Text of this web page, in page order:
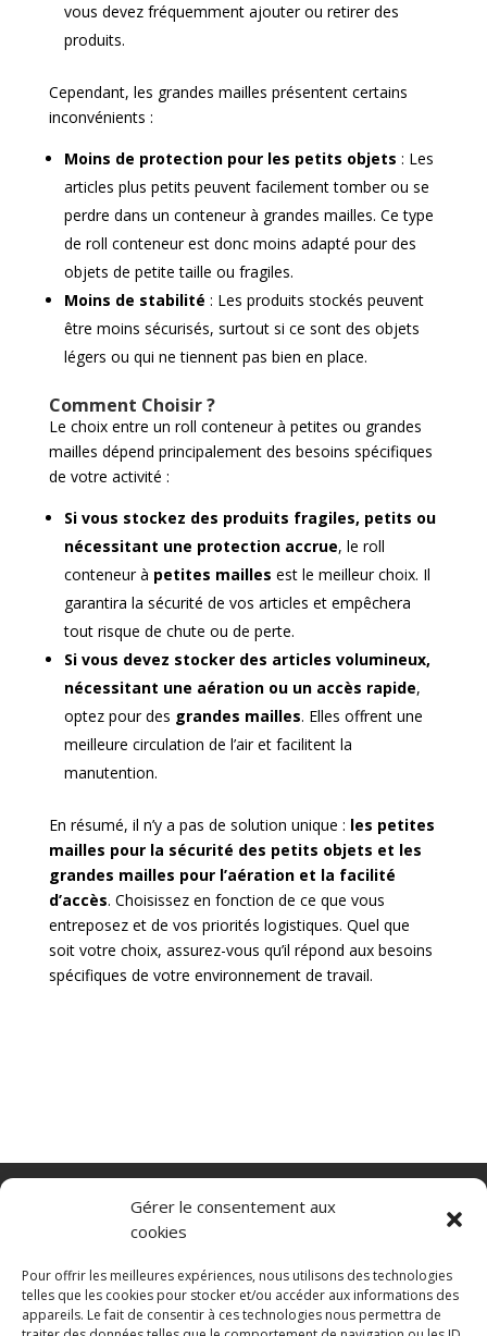
Gérer le consentement aux
cookies
Pour offrir les meilleures expériences, nous utilisons des technologies
telles que les cookies pour stocker et/ou accéder aux informations des
appareils. Le fait de consentir à ces technologies nous permettra de
vous devez fréquemment ajouter ou retirer des
produits.
Cependant, les grandes mailles présentent certains
inconvénients :
Moins de protection pour les petits objets : Les
articles plus petits peuvent facilement tomber ou se
perdre dans un conteneur à grandes mailles. Ce type
de roll conteneur est donc moins adapté pour des
objets de petite taille ou fragiles.
Moins de stabilité : Les produits stockés peuvent
être moins sécurisés, surtout si ce sont des objets
légers ou qui ne tiennent pas bien en place.
Comment Choisir ?
Le choix entre un roll conteneur à petites ou grandes
mailles dépend principalement des besoins spécifiques
de votre activité :
Si vous stockez des produits fragiles, petits ou
nécessitant une protection accrue, le roll
conteneur à petites mailles est le meilleur choix. Il
garantira la sécurité de vos articles et empêchera
tout risque de chute ou de perte.
Si vous devez stocker des articles volumineux,
nécessitant une aération ou un accès rapide,
optez pour des grandes mailles. Elles offrent une
meilleure circulation de l’air et facilitent la
manutention.
En résumé, il n’y a pas de solution unique : les petites
mailles pour la sécurité des petits objets et les
grandes mailles pour l’aération et la facilité
d’accès. Choisissez en fonction de ce que vous
entreposez et de vos priorités logistiques. Quel que
soit votre choix, assurez-vous qu’il répond aux besoins
spécifiques de votre environnement de travail.
Transpalette electrique
CGV
Mentions légales
Politique de confidentialité et protection des
données
Paiement sécurisé
Gérer mes cookies